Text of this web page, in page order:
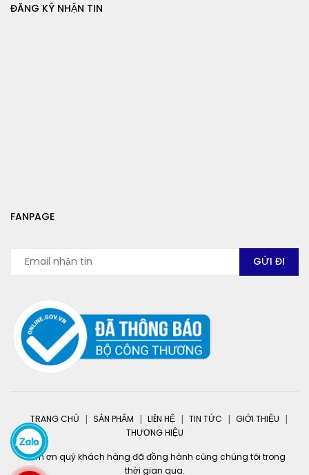
ĐĂNG KÝ NHẬN TIN
FANPAGE
TRANG CHỦ SẢN PHẨM LIÊN HỆ TIN TỨC
GIỚI THIỆU
THƯƠNG HIỆU
Cảm ơn quý khách hàng đã đồng hành cùng chúng tôi trong
thời gian qua.